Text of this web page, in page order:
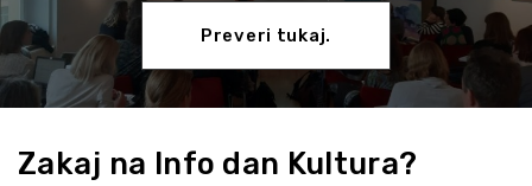
Preveri tukaj.
Zakaj na Info dan Kultura?